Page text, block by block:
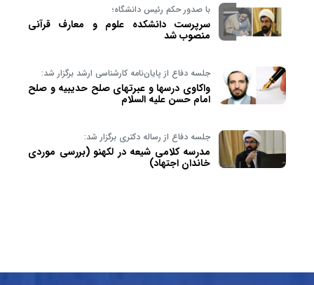
با صدور حکم رئیس دانشگاه؛
سرپرست دانشکده علوم و معارف قرآنی
منصوب شد
جلسه دفاع از پایان‌نامه کارشناسی ارشد برگزار شد:
واکاوی درس‎ها و عبرت‎های صلح حدیبیه و صلح
امام حسن علیه ‎السلام
جلسه دفاع از رساله دکتری برگزار شد:
مدرسه کلامی شیعه در لکهنو (بررسی موردی
خاندان اجتهاد)